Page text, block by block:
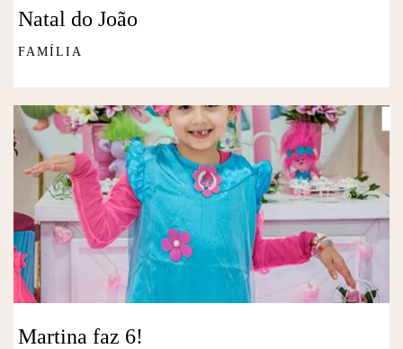
Natal do João
FAMÍLIA
Martina faz 6!